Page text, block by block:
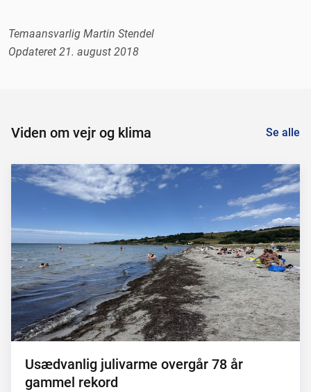
Temaansvarlig Martin Stendel
Opdateret 21. august 2018
Viden om vejr og klima Se alle
Usædvanlig julivarme overgår 78 år
gammel rekord